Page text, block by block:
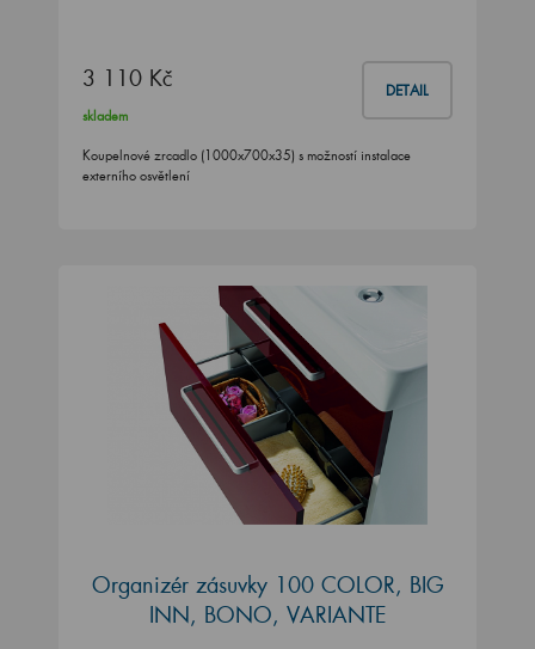
3 110 Kč DETAIL
skladem
Koupelnové zrcadlo (1000x700x35) s možností instalace
externího osvětlení
Organizér zásuvky 100 COLOR, BIG
INN, BONO, VARIANTE